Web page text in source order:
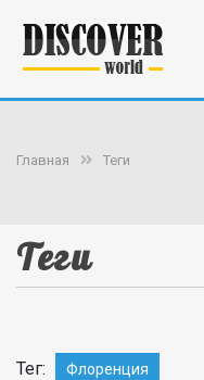
Главная Теги
Теги
Тег: Флоренция